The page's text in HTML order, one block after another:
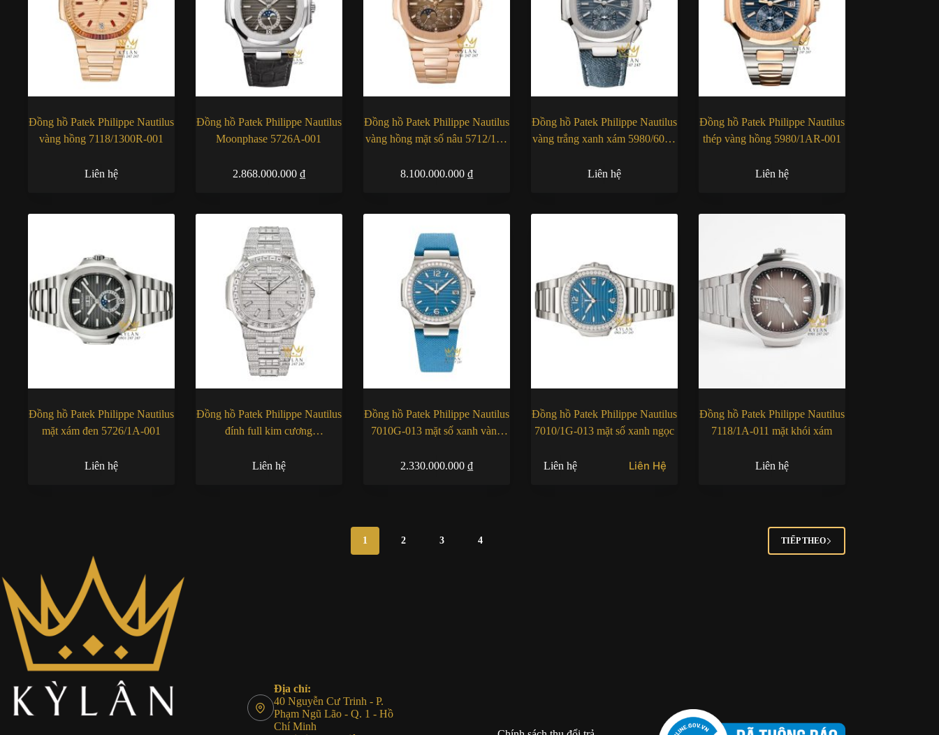
Đồng hồ Patek Philippe Nautilus
vàng hồng 7118/1300R-001
Liên hệ
Đồng hồ Patek Philippe Nautilus
Moonphase 5726A-001
2.868.000.000 ₫
Đồng hồ Patek Philippe Nautilus
vàng hồng mặt số nâu 5712/1R-
8.100.000.000 ₫
Đồng hồ Patek Philippe Nautilus
vàng trắng xanh xám 5980/60G-
Liên hệ
Đồng hồ Patek Philippe Nautilus
thép vàng hồng 5980/1AR-001
Liên hệ
Đồng hồ Patek Philippe Nautilus
mặt xám đen 5726/1A-001
Liên hệ
Đồng hồ Patek Philippe Nautilus
đính full kim cương
Liên hệ
Đồng hồ Patek Philippe Nautilus
7010G-013 mặt số xanh vành
2.330.000.000 ₫
Đồng hồ Patek Philippe Nautilus
7010/1G-013 mặt số xanh ngọc
Liên hệ Liên Hệ
Đồng hồ Patek Philippe Nautilus
7118/1A-011 mặt khói xám
Liên hệ
1 2 3 4 TIẾP THEO
Địa chỉ:
40 Nguyễn Cư Trinh - P.
Phạm Ngũ Lão - Q. 1 - Hồ
Chí Minh